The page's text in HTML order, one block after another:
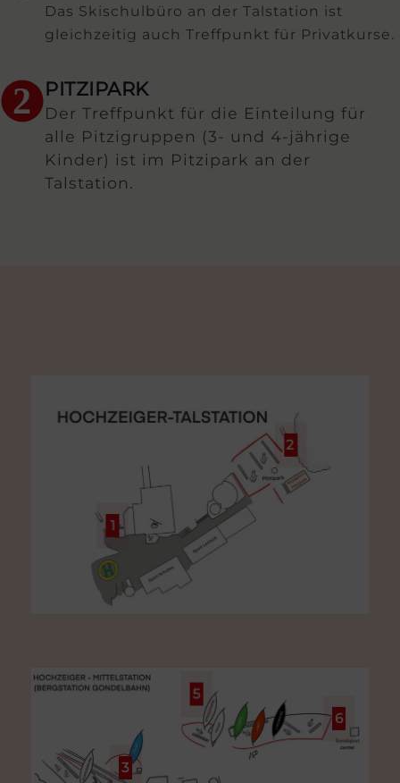
Das Skischulbüro an der Talstation ist
gleichzeitig auch Treffpunkt für Privatkurse.
2 PITZIPARK
Der Treffpunkt für die Einteilung für
alle Pitzigruppen (3- und 4-jährige
Kinder) ist im Pitzipark an der
Talstation.
1
2
3
5
6